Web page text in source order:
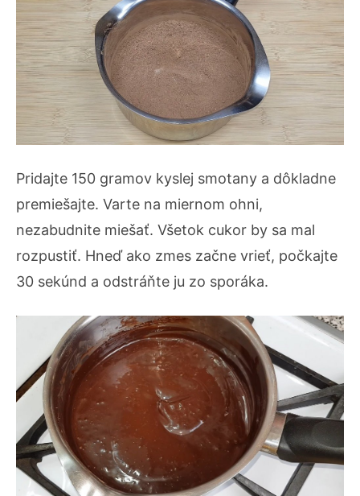
Pridajte 150 gramov kyslej smotany a dôkladne
premiešajte. Varte na miernom ohni,
nezabudnite miešať. Všetok cukor by sa mal
rozpustiť. Hneď ako zmes začne vrieť, počkajte
30 sekúnd a odstráňte ju zo sporáka.